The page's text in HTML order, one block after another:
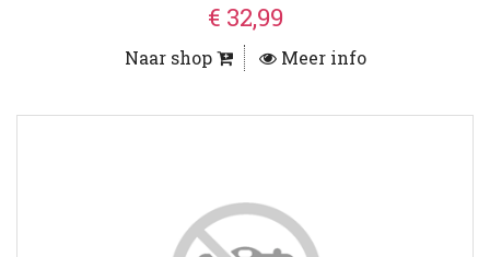
€ 32,99
Naar shop Meer info